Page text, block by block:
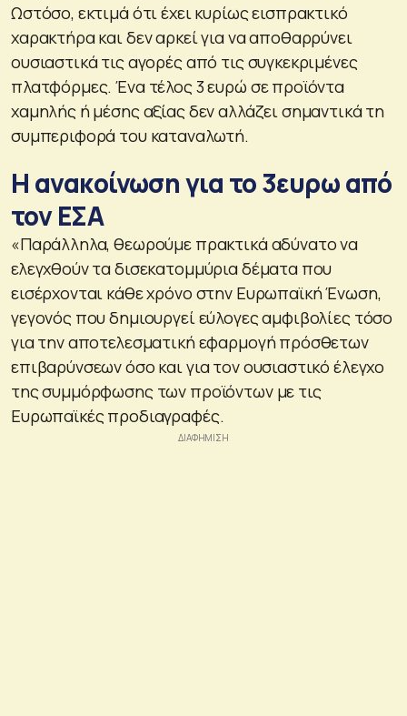
Ωστόσο, εκτιμά ότι έχει κυρίως εισπρακτικό
χαρακτήρα και δεν αρκεί για να αποθαρρύνει
ουσιαστικά τις αγορές από τις συγκεκριμένες
πλατφόρμες. Ένα τέλος 3 ευρώ σε προϊόντα
χαμηλής ή μέσης αξίας δεν αλλάζει σημαντικά τη
συμπεριφορά του καταναλωτή.
Η ανακοίνωση για το 3ευρω από
τον ΕΣΑ
«Παράλληλα, θεωρούμε πρακτικά αδύνατο να
ελεγχθούν τα δισεκατομμύρια δέματα που
εισέρχονται κάθε χρόνο στην Ευρωπαϊκή Ένωση,
γεγονός που δημιουργεί εύλογες αμφιβολίες τόσο
για την αποτελεσματική εφαρμογή πρόσθετων
επιβαρύνσεων όσο και για τον ουσιαστικό έλεγχο
της συμμόρφωσης των προϊόντων με τις
Ευρωπαϊκές προδιαγραφές.